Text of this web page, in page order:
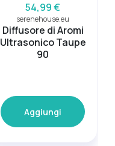
54,99 €
serenehouse.eu
Diffusore di Aromi
Ultrasonico Taupe
90
Aggiungi